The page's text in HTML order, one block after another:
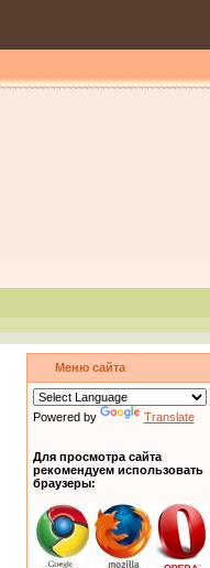
Меню сайта
Powered by Translate
Для просмотра сайта
рекомендуем использовать
браузеры: